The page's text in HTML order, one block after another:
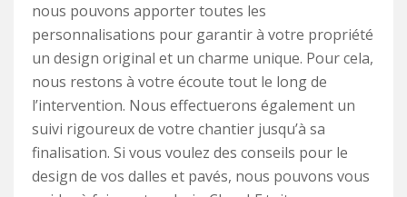
nous pouvons apporter toutes les
personnalisations pour garantir à votre propriété
un design original et un charme unique. Pour cela,
nous restons à votre écoute tout le long de
l’intervention. Nous effectuerons également un
suivi rigoureux de votre chantier jusqu’à sa
finalisation. Si vous voulez des conseils pour le
design de vos dalles et pavés, nous pouvons vous